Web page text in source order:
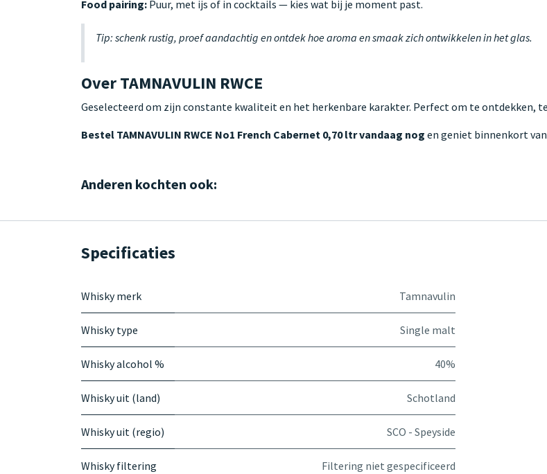
Food pairing: Puur, met ijs of in cocktails — kies wat bij je moment past.
Tip: schenk rustig, proef aandachtig en ontdek hoe aroma en smaak zich ontwikkelen in het glas.
Over TAMNAVULIN RWCE
Geselecteerd om zijn constante kwaliteit en het herkenbare karakter. Perfect om te ontdekken,
Bestel TAMNAVULIN RWCE No1 French Cabernet 0,70 ltr vandaag nog en geniet binnenkort
Anderen kochten ook:
Specificaties
Whisky merk Tamnavulin
Whisky type Single malt
Whisky alcohol % 40%
Whisky uit (land) Schotland
Whisky uit (regio) SCO - Speyside
Whisky filtering Filtering niet gespecificeerd